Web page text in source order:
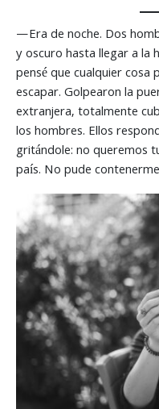
—Era de noche. Dos
y oscuro hasta llegar a la
pensé que cualquier
escapar. Golpearon la
extranjera, totalmente
los hombres. Ellos
gritándole: no queremos
país. No pude